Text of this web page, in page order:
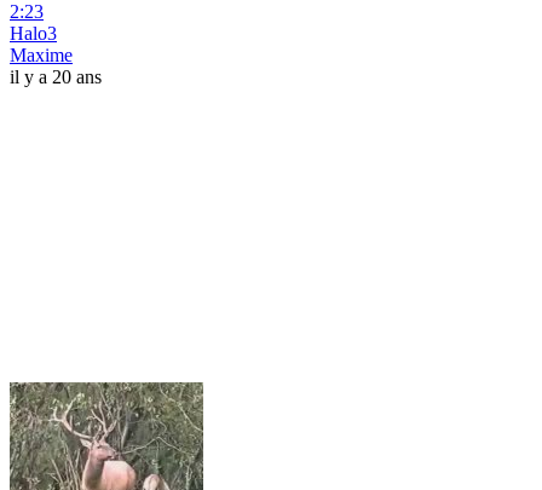
2:23
Halo3
Maxime
il y a 20 ans